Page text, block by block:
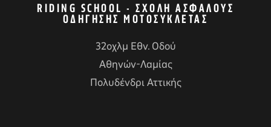
RIDING SCHOOL - ΣΧΟΛΉ ΑΣΦΑΛΟΎΣ
ΟΔΉΓΗΣΗΣ ΜΟΤΟΣΥΚΛΈΤΑΣ
32οχλμ Εθν. Οδού
Αθηνών-Λαμίας
Πολυδένδρι Αττικής